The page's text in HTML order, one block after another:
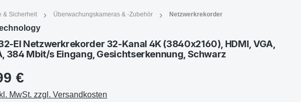
& Sicherheit Überwachungskameras & -Zubehör Netzwerkrekorder
EI Netzwerkrekorder 32-Kanal 4K (3840x2160), HDMI, VGA,
384 Mbit/s Eingang, Gesichtserkennung, Schwarz
€
MwSt. zzgl. Versandkosten